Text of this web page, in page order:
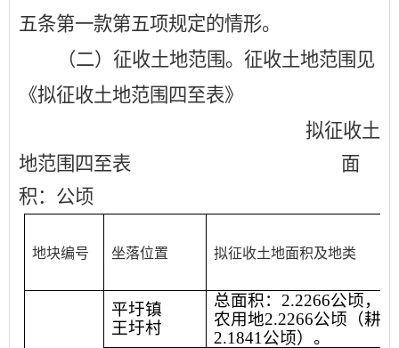
五条第一款第五项规定的情形。
（二）征收土地范围。征收土地范围见
《拟征收土地范围四至表》
拟征收土
地范围四至表
面
积：公顷
地块编号 坐落位置 拟征收土地面积及地类
平圩镇
王圩村
总面积： 2.2266公顷，
农用地2.2266公顷（耕地
2.1841 公顷）。